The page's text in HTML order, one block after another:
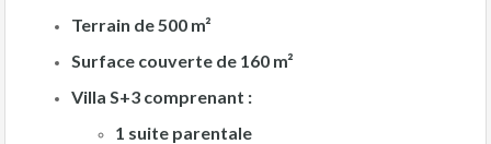
Terrain de500 m²
Surface couverte de 160 m²
Villa S+3 comprenant :
1 suite parentale